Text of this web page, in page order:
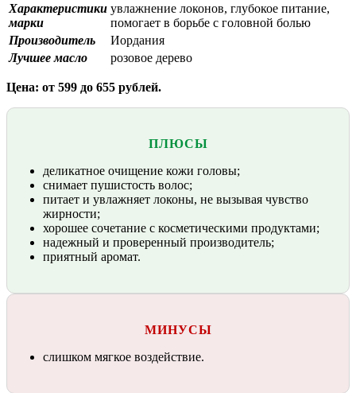
Характеристики
марки
увлажнение локонов, глубокое питание,
помогает в борьбе с головной болью
Производитель
Иордания
Лучшее масло
розовое дерево
Цена: от 599 до 655 рублей.
ПЛЮСЫ
деликатное очищение кожи головы;
снимает пушистость волос;
питает и увлажняет локоны, не вызывая чувство
жирности;
хорошее сочетание с косметическими продуктами;
надежный и проверенный производитель;
приятный аромат.
МИНУСЫ
слишком мягкое воздействие.